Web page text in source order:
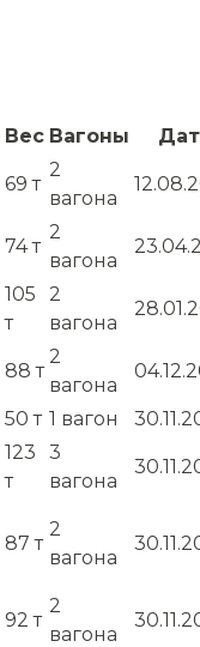
Вес Вагоны
69 т
2
вагона
74 т
2
вагона
105
т
2
вагона
88 т
2
вагона
50 т 1 вагон
123
т
3
вагона
87 т
2
вагона
92 т
2
вагона